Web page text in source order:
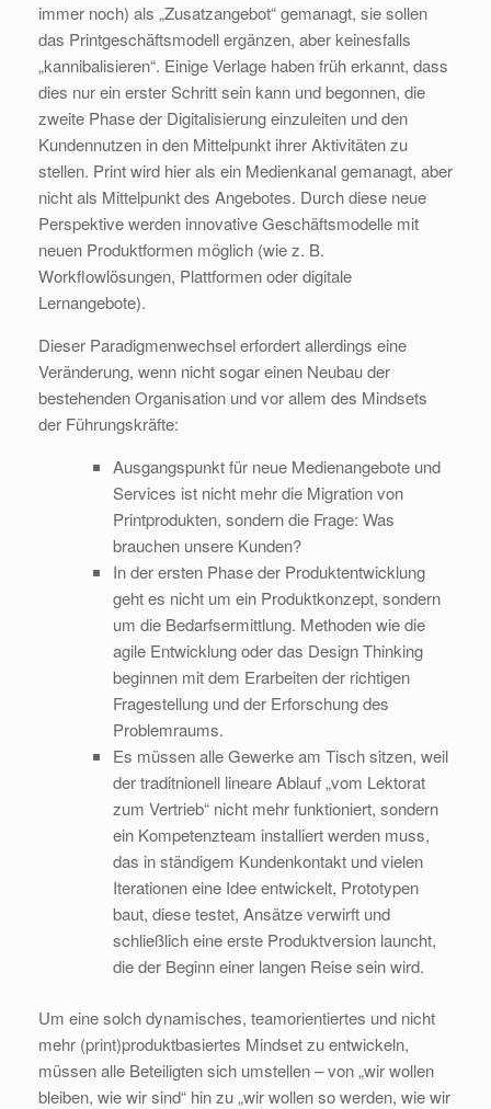
immer noch) als „Zusatzangebot“ gemanagt, sie sollen
das Printgeschäftsmodell ergänzen, aber keinesfalls
„kannibalisieren“. Einige Verlage haben früh erkannt, dass
dies nur ein erster Schritt sein kann und begonnen, die
zweite Phase der Digitalisierung einzuleiten und den
Kundennutzen in den Mittelpunkt ihrer Aktivitäten zu
stellen. Print wird hier als ein Medienkanal gemanagt, aber
nicht als Mittelpunkt des Angebotes. Durch diese neue
Perspektive werden innovative Geschäftsmodelle mit
neuen Produktformen möglich (wie z. B.
Workflowlösungen, Plattformen oder digitale
Lernangebote).
Dieser Paradigmenwechsel erfordert allerdings eine
Veränderung, wenn nicht sogar einen Neubau der
bestehenden Organisation und vor allem des Mindsets
der Führungskräfte:
Ausgangspunkt für neue Medienangebote und
Services ist nicht mehr die Migration von
Printprodukten, sondern die Frage: Was
brauchen unsere Kunden?
In der ersten Phase der Produktentwicklung
geht es nicht um ein Produktkonzept, sondern
um die Bedarfsermittlung. Methoden wie die
agile Entwicklung oder das Design Thinking
beginnen mit dem Erarbeiten der richtigen
Fragestellung und der Erforschung des
Problemraums.
Es müssen alle Gewerke am Tisch sitzen, weil
der traditnionell lineare Ablauf „vom Lektorat
zum Vertrieb“ nicht mehr funktioniert, sondern
ein Kompetenzteam installiert werden muss,
das in ständigem Kundenkontakt und vielen
Iterationen eine Idee entwickelt, Prototypen
baut, diese testet, Ansätze verwirft und
schließlich eine erste Produktversion launcht,
die der Beginn einer langen Reise sein wird.
Um eine solch dynamisches, teamorientiertes und nicht
mehr (print)produktbasiertes Mindset zu entwickeln,
müssen alle Beteiligten sich umstellen – von „wir wollen
bleiben, wie wir sind“ hin zu „wir wollen so werden, wie wir